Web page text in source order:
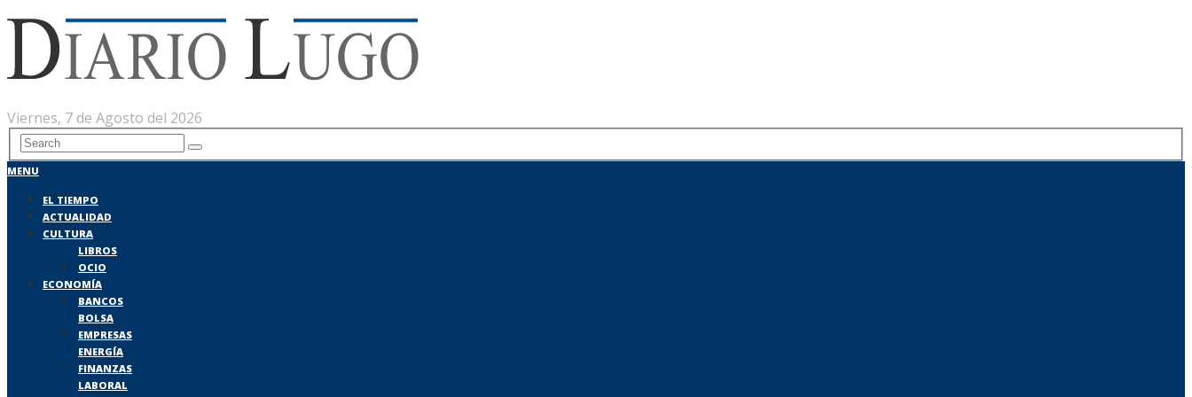
Viernes, 7 de Agosto del 2026
MENU
EL TIEMPO
ACTUALIDAD
CULTURA
LIBROS
OCIO
ECONOMÍA
BANCOS
BOLSA
EMPRESAS
ENERGÍA
FINANZAS
LABORAL